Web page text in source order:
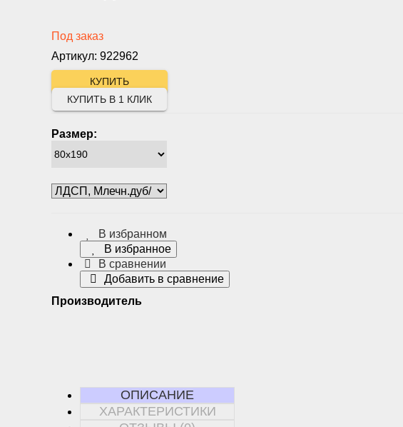
Под заказ
Артикул: 922962
Размер:
КУПИТЬ В 1 КЛИК
В избранном
В избранное
В сравнении
Добавить в сравнение
Производитель
ОПИСАНИЕ
ХАРАКТЕРИСТИКИ